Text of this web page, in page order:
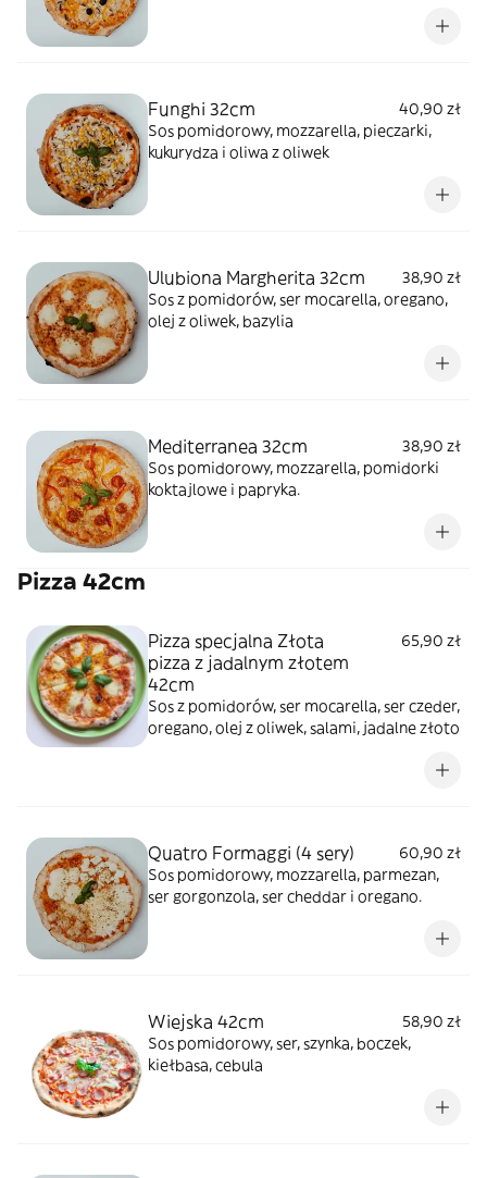
Funghi 32cm
40,90 zł
Sos pomidorowy, mozzarella, pieczarki,
kukurydza i oliwa z oliwek
Ulubiona Margherita 32cm
38,90 zł
Sos z pomidorów, ser mocarella, oregano,
olej z oliwek, bazylia
Mediterranea 32cm
38,90 zł
Sos pomidorowy, mozzarella, pomidorki
koktajlowe i papryka.
Pizza 42cm
Pizza specjalna Złota
pizza z jadalnym złotem
42cm
65,90 zł
Sos z pomidorów, ser mocarella, ser czeder,
oregano, olej z oliwek, salami, jadalne złoto
Quatro Formaggi (4 sery)
60,90 zł
Sos pomidorowy, mozzarella, parmezan,
ser gorgonzola, ser cheddar i oregano.
Wiejska 42cm
58,90 zł
Sos pomidorowy, ser, szynka, boczek,
kiełbasa, cebula